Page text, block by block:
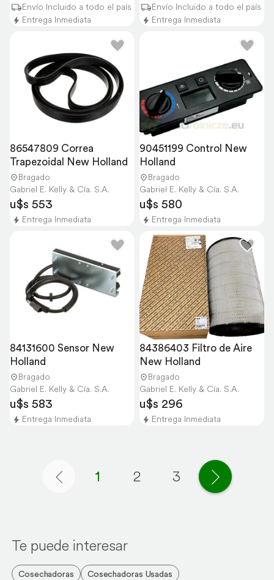
Envío Incluido a todo el país
Entrega Inmediata
Envío Incluido a todo el país
Entrega Inmediata
86547809 Correa
Trapezoidal New Holland
Bragado
Gabriel E. Kelly & Cía. S.A.
u$s 553
Entrega Inmediata
90451199 Control New
Holland
Bragado
Gabriel E. Kelly & Cía. S.A.
u$s 580
Entrega Inmediata
84131600 Sensor New
Holland
Bragado
Gabriel E. Kelly & Cía. S.A.
u$s 583
Entrega Inmediata
84386403 Filtro de Aire
New Holland
Bragado
Gabriel E. Kelly & Cía. S.A.
u$s 296
Entrega Inmediata
1 2
3
Te puede interesar
Cosechadoras
Cosechadoras Usadas